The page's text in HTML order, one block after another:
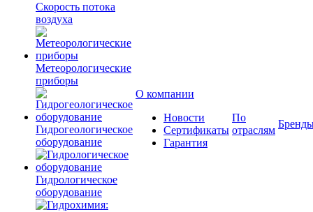
Скорость потока
воздуха
Метеорологические
приборы
Гидрогеологическое
оборудование
Гидрологическое
оборудование
О компании
Новости
Сертификаты
Гарантия
По
отраслям